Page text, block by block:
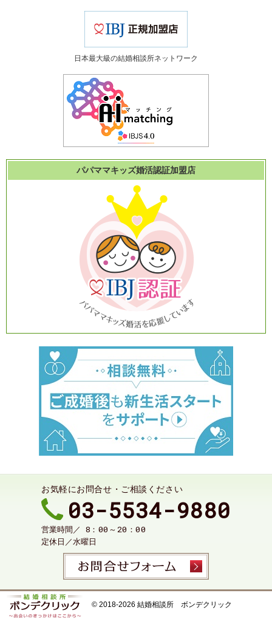
日本最大級の結婚相談所ネットワーク
パパママキッズ婚活認証加盟店
お気軽にお問合せ・ご相談ください
03-5534-9880
営業時間／ 8：00～20：00
定休日／水曜日
© 2018-2026 結婚相談所 ボンデクリック